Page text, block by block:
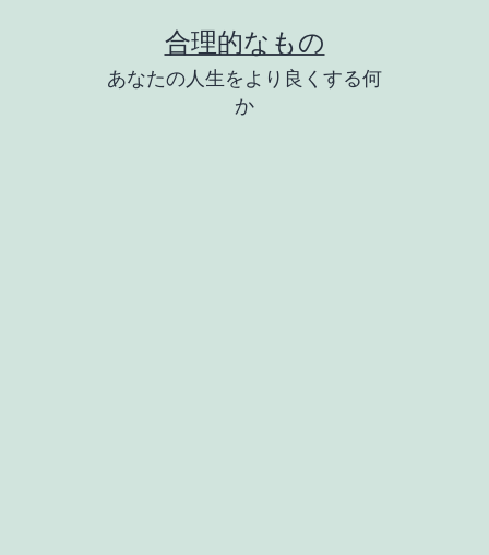
合理的なもの
あなたの人生をより良くする何
か